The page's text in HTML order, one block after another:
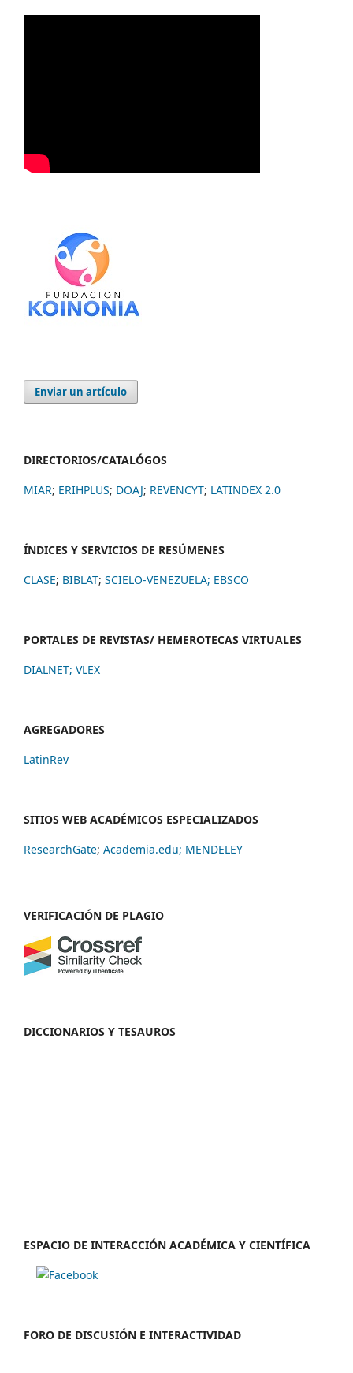
Enviar un artículo
DIRECTORIOS/CATALÓGOS
MIAR; ERIHPLUS; DOAJ; REVENCYT; LATINDEX 2.0
ÍNDICES Y SERVICIOS DE RESÚMENES
CLASE; BIBLAT; SCIELO-VENEZUELA; EBSCO
PORTALES DE REVISTAS/ HEMEROTECAS VIRTUALES
DIALNET; VLEX
AGREGADORES
LatinRev
SITIOS WEB ACADÉMICOS ESPECIALIZADOS
ResearchGate; Academia.edu; MENDELEY
VERIFICACIÓN DE PLAGIO
DICCIONARIOS Y TESAUROS
ESPACIO DE INTERACCIÓN ACADÉMICA Y CIENTÍFICA
FORO DE DISCUSIÓN E INTERACTIVIDAD